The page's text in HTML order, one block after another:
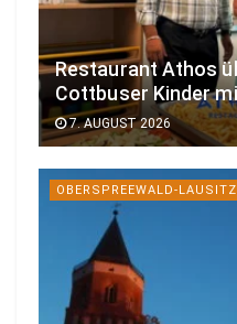
Restaurant Athos
Cottbuser Kinder
7. AUGUST 2026
OBERSPREEWALD-LAUSITZ